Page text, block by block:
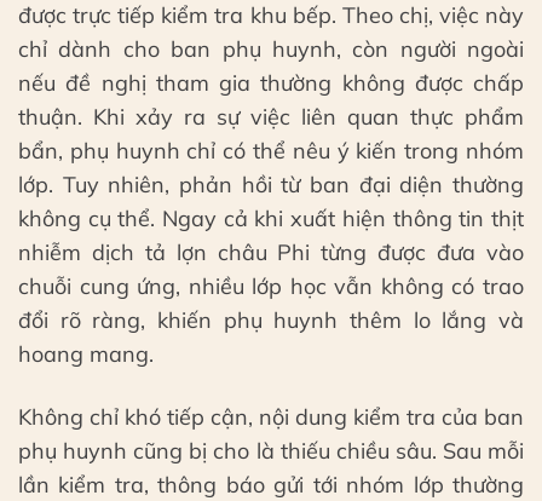
được trực tiếp kiểm tra khu bếp. Theo chị, việc này
chỉ dành cho ban phụ huynh, còn người ngoài
nếu đề nghị tham gia thường không được chấp
thuận. Khi xảy ra sự việc liên quan thực phẩm
bẩn, phụ huynh chỉ có thể nêu ý kiến trong nhóm
lớp. Tuy nhiên, phản hồi từ ban đại diện thường
không cụ thể. Ngay cả khi xuất hiện thông tin thịt
nhiễm dịch tả lợn châu Phi từng được đưa vào
chuỗi cung ứng, nhiều lớp học vẫn không có trao
đổi rõ ràng, khiến phụ huynh thêm lo lắng và
hoang mang.
Không chỉ khó tiếp cận, nội dung kiểm tra của ban
phụ huynh cũng bị cho là thiếu chiều sâu. Sau mỗi
lần kiểm tra, thông báo gửi tới nhóm lớp thường